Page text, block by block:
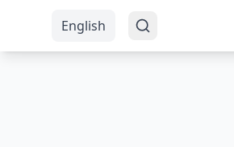
English